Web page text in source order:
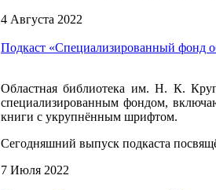
4 Августа 2022
Подкаст «Специализированный фонд
Областная библиотека им. Н. К.
специализированным фондом,
книги с укрупнённым шрифтом.
Сегодняшний выпуск подкаста
7 Июля 2022